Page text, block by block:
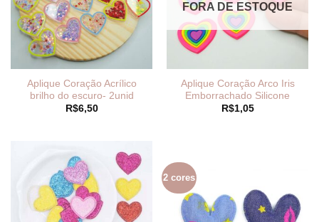
Aplique Coração Acrílico
brilho do escuro- 2unid
R$6,50
FORA DE ESTOQUE
Aplique Coração Arco Iris
Emborrachado Silicone
R$1,05
2 cores